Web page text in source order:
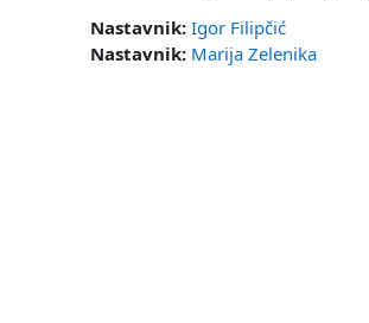
Nastavnik: Igor Filipčić
Nastavnik: Marija Zelenika